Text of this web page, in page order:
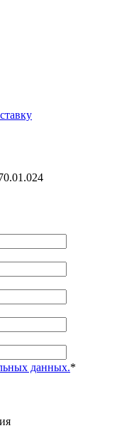
данных.*